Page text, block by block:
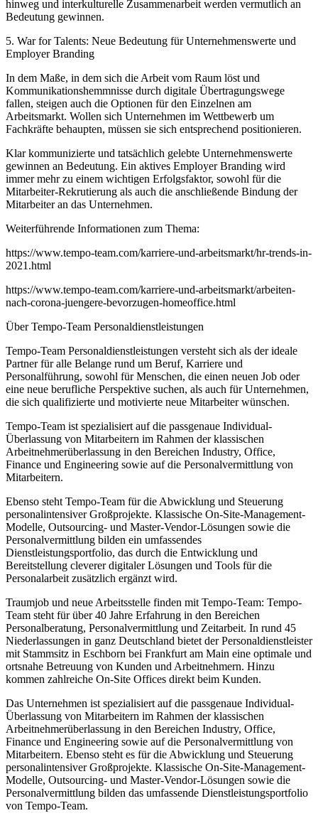
hinweg und interkulturelle Zusammenarbeit werden vermutlich an
Bedeutung gewinnen.
5. War for Talents: Neue Bedeutung für Unternehmenswerte und
Employer Branding
In dem Maße, in dem sich die Arbeit vom Raum löst und
Kommunikationshemmnisse durch digitale Übertragungswege
fallen, steigen auch die Optionen für den Einzelnen am
Arbeitsmarkt. Wollen sich Unternehmen im Wettbewerb um
Fachkräfte behaupten, müssen sie sich entsprechend positionieren.
Klar kommunizierte und tatsächlich gelebte Unternehmenswerte
gewinnen an Bedeutung. Ein aktives Employer Branding wird
immer mehr zu einem wichtigen Erfolgsfaktor, sowohl für die
Mitarbeiter-Rekrutierung als auch die anschließende Bindung der
Mitarbeiter an das Unternehmen.
Weiterführende Informationen zum Thema:
https://www.tempo-team.com/karriere-und-arbeitsmarkt/hr-trends-in-
2021.html
https://www.tempo-team.com/karriere-und-arbeitsmarkt/arbeiten-
nach-corona-juengere-bevorzugen-homeoffice.html
Über Tempo-Team Personaldienstleistungen
Tempo-Team Personaldienstleistungen versteht sich als der ideale
Partner für alle Belange rund um Beruf, Karriere und
Personalführung, sowohl für Menschen, die einen neuen Job oder
eine neue berufliche Perspektive suchen, als auch für Unternehmen,
die sich qualifizierte und motivierte neue Mitarbeiter wünschen.
Tempo-Team ist spezialisiert auf die passgenaue Individual-
Überlassung von Mitarbeitern im Rahmen der klassischen
Arbeitnehmerüberlassung in den Bereichen Industry, Office,
Finance und Engineering sowie auf die Personalvermittlung von
Mitarbeitern.
Ebenso steht Tempo-Team für die Abwicklung und Steuerung
personalintensiver Großprojekte. Klassische On-Site-Management-
Modelle, Outsourcing- und Master-Vendor-Lösungen sowie die
Personalvermittlung bilden ein umfassendes
Dienstleistungsportfolio, das durch die Entwicklung und
Bereitstellung cleverer digitaler Lösungen und Tools für die
Personalarbeit zusätzlich ergänzt wird.
Traumjob und neue Arbeitsstelle finden mit Tempo-Team: Tempo-
Team steht für über 40 Jahre Erfahrung in den Bereichen
Personalberatung, Personalvermittlung und Zeitarbeit. In rund 45
Niederlassungen in ganz Deutschland bietet der Personaldienstleister
mit Stammsitz in Eschborn bei Frankfurt am Main eine optimale und
ortsnahe Betreuung von Kunden und Arbeitnehmern. Hinzu
kommen zahlreiche On-Site Offices direkt beim Kunden.
Das Unternehmen ist spezialisiert auf die passgenaue Individual-
Überlassung von Mitarbeitern im Rahmen der klassischen
Arbeitnehmerüberlassung in den Bereichen Industry, Office,
Finance und Engineering sowie auf die Personalvermittlung von
Mitarbeitern. Ebenso steht es für die Abwicklung und Steuerung
personalintensiver Großprojekte. Klassische On-Site-Management-
Modelle, Outsourcing- und Master-Vendor-Lösungen sowie die
Personalvermittlung bilden das umfassende Dienstleistungsportfolio
von Tempo-Team.